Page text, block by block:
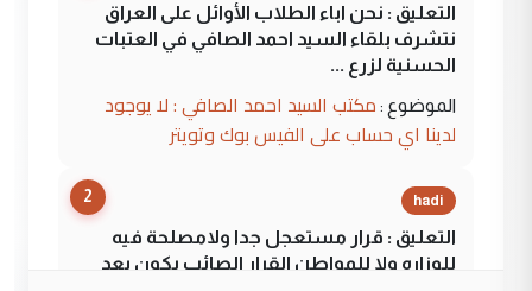
التعليق : نحن اباء الطلاب الأوائل على العراق
نتشرف بلقاء السيد احمد الصافي في العتبات
الحسنية لزرع ...
الموضوع : مكتب السيد احمد الصافي : لا يوجود
لدينا اي حساب على الفيس بوك وتويتر
2 hadi
التعليق : قرار مستعجل جدا ولامصلحة فيه
للوزاره ولا للمواطن القرار الصائب يكون بعد